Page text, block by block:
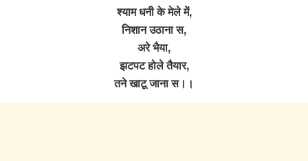
श्याम धनी के मेले में,
निशान उठाना स,
अरे भैया,
झटपट होले तैयार,
तने खाटू जाना स।।